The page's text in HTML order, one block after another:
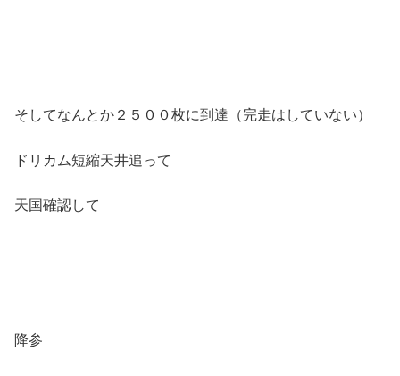
そしてなんとか２５００枚に到達（完走はしていない）
ドリカム短縮天井追って
天国確認して
降参